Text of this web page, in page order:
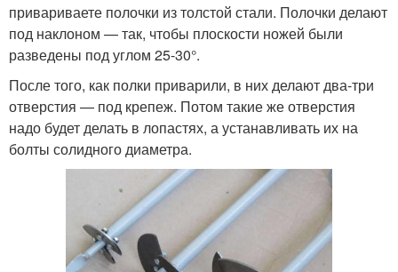
привариваете полочки из толстой стали. Полочки делают
под наклоном — так, чтобы плоскости ножей были
разведены под углом 25-30°.
После того, как полки приварили, в них делают два-три
отверстия — под крепеж. Потом такие же отверстия
надо будет делать в лопастях, а устанавливать их на
болты солидного диаметра.